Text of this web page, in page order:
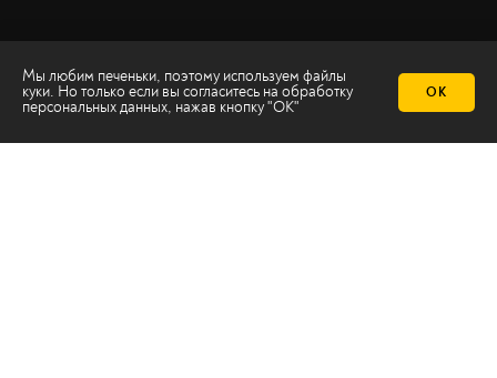
Мы любим печеньки, поэтому используем файлы
куки. Но только если вы согласитесь на обработку
персональных данных, нажав кнопку "ОК"
ОК